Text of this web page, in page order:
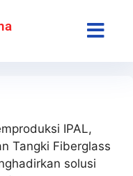
IPAL,
Tangki Fiberglass
solusi